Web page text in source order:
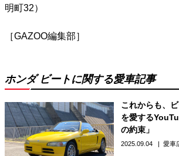
明町32）
［GAZOO編集部］
ホンダ ビートに関する愛車記事
これからも、
を愛する
の約束」
2025.09.04 愛車